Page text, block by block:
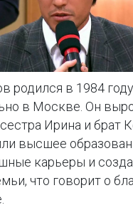
родился в 1984
в Москве. Он
Ирина и брат
высшее
карьеры и
что говорит о